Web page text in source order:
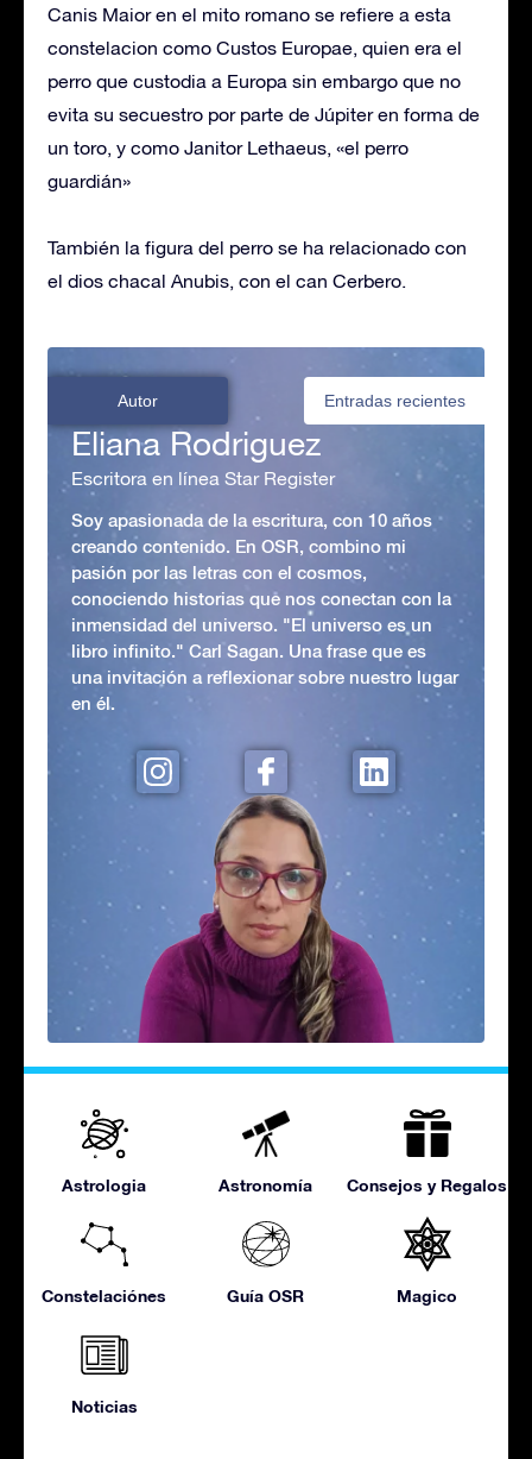
Canis Maior en el mito romano se refiere a esta
constelacion como Custos Europae, quien era el
perro que custodia a Europa sin embargo que no
evita su secuestro por parte de Júpiter en forma de
un toro, y como Janitor Lethaeus, «el perro
guardián»
También la figura del perro se ha relacionado con
el dios chacal Anubis, con el can Cerbero.
Autor Entradas recientes
Eliana Rodriguez
Escritora en línea Star Register
Soy apasionada de la escritura, con 10 años
creando contenido. En OSR, combino mi
pasión por las letras con el cosmos,
conociendo historias que nos conectan con la
inmensidad del universo. "El universo es un
libro infinito." Carl Sagan. Una frase que es
una invitación a reflexionar sobre nuestro lugar
en él.
Astrologia Astronomía Consejos y Regalos
Constelaciónes Guía OSR Magico
Noticias